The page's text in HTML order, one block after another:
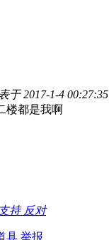
于 2017-1-4 00:27:35
楼都是我啊
支持 反对
具 举报